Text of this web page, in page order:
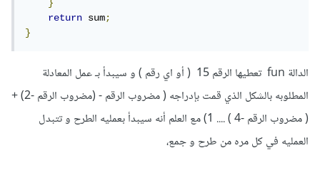
}
return sum;
}
الدالة fun تعطيها الرقم 15 ( أو اي رقم ) و سيبدأ بـ عمل المعادلة
المطلوبه بالشكل الذي قمت بإدراجه ( مضروب الرقم - (مضروب الرقم -2) +
( مضروب الرقم -4 ) .... 1) مع العلم أنه سيبدأ بعمليه الطرح و تتبدل
العمليه في كل مره من طرح و جمع،